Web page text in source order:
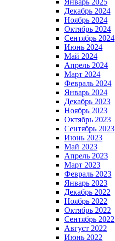
Январь 2025
Декабрь 2024
Ноябрь 2024
Октябрь 2024
Сентябрь 2024
Июнь 2024
Май 2024
Апрель 2024
Март 2024
Февраль 2024
Январь 2024
Декабрь 2023
Ноябрь 2023
Октябрь 2023
Сентябрь 2023
Июнь 2023
Май 2023
Апрель 2023
Март 2023
Февраль 2023
Январь 2023
Декабрь 2022
Ноябрь 2022
Октябрь 2022
Сентябрь 2022
Август 2022
Июнь 2022